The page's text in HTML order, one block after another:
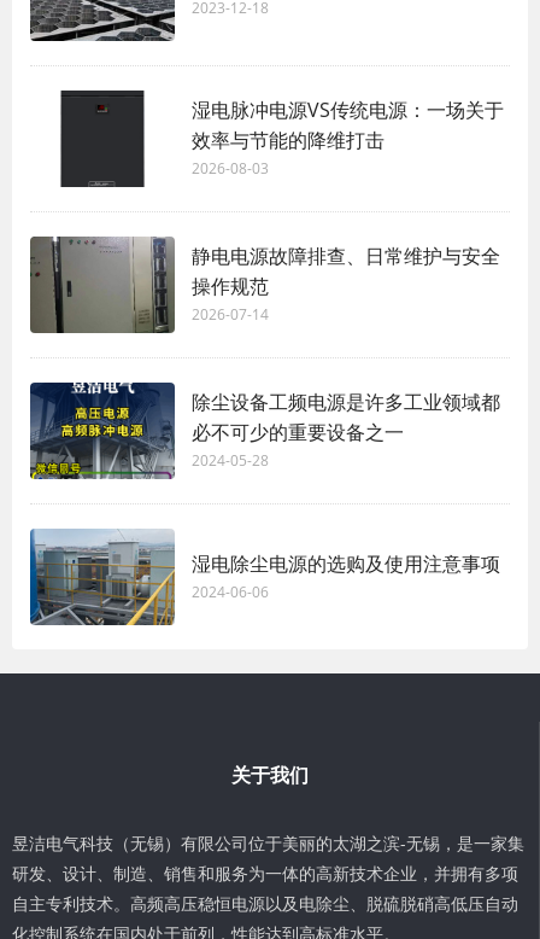
2023-12-18
湿电脉冲电源VS传统电源：一场关于
效率与节能的降维打击
2026-08-03
静电电源故障排查、日常维护与安全
操作规范
2026-07-14
除尘设备工频电源是许多工业领域都
必不可少的重要设备之一
2024-05-28
湿电除尘电源的选购及使用注意事项
2024-06-06
关于我们
昱洁电气科技（无锡）有限公司位于美丽的太湖之滨-无锡，是一家集
研发、设计、制造、销售和服务为一体的高新技术企业，并拥有多项
自主专利技术。高频高压稳恒电源以及电除尘、脱硫脱硝高低压自动
化控制系统在国内处于前列，性能达到高标准水平。